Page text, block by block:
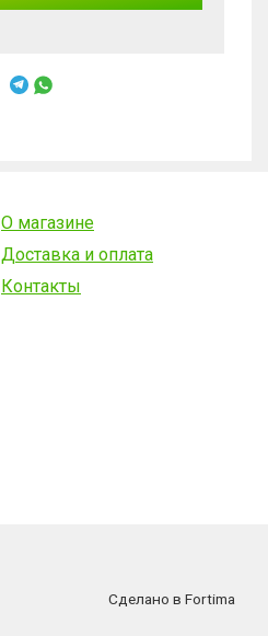
О магазине
Доставка и оплата
Контакты
Сделано в Fortima